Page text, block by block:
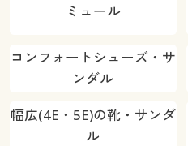
ミュール
コンフォートシューズ・サ
ンダル
幅広(4E・5E)の靴・サンダ
ル